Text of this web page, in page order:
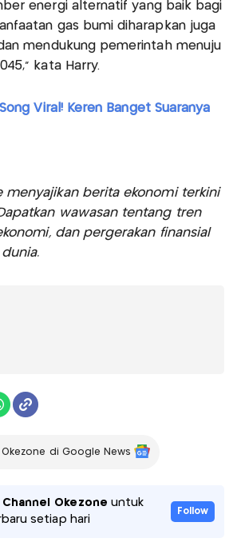
energi alternatif yang baik bagi
gas bumi diharapkan juga
mendukung pemerintah menuju
kata Harry.
Viral! Keren Banget Suaranya
menyajikan berita ekonomi terkini
wawasan tentang tren
dan pergerakan finansial
Okezone di Google News
Okezone untuk
setiap hari
Follow